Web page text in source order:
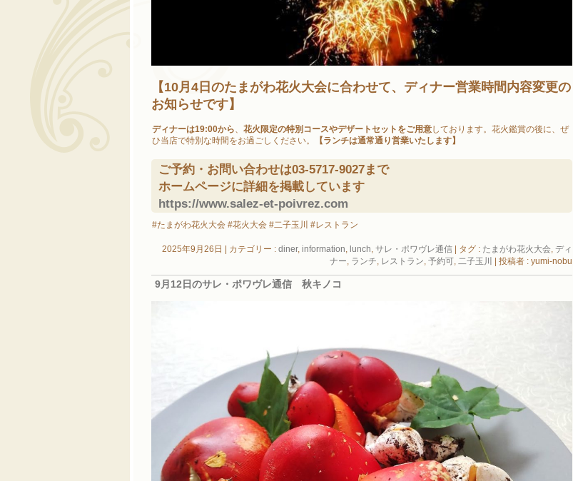
【10月4日のたまがわ花火大会に合わせて、ディナー営業時間内容変更の
お知らせです】
ディナーは19:00から、花火限定の特別コースやデザートセットをご用意しております。花火鑑賞の後に、ぜ
ひ当店で特別な時間をお過ごしください。
【ランチは通常通り営業いたします】
ご予約・お問い合わせは03-5717-9027まで
ホームページに詳細を掲載しています
https://www.salez-et-poivrez.com
#たまがわ花火大会 #花火大会 #二子玉川 #レストラン
2025年9月26日 | カテゴリー : diner, information lunch サレ・ポワヴレ通信 | タグ : たまがわ花火大会 ディ
ナー ランチ レストラン 予約可 二子玉川 | 投稿者 : yumi-nobu
9月12日のサレ・ポワヴレ通信 秋キノコ